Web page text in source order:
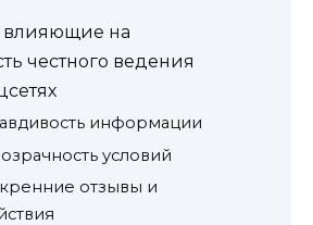
влияющие на
честного ведения
информации
условий
отзывы и